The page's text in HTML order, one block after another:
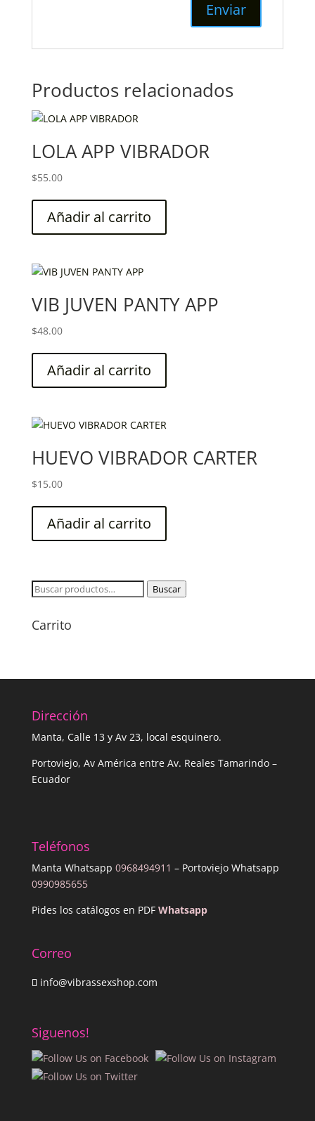
Productos relacionados
LOLA APP VIBRADOR
$55.00
Añadir al carrito
VIB JUVEN PANTY APP
$48.00
Añadir al carrito
HUEVO VIBRADOR CARTER
$15.00
Añadir al carrito
Buscar
Buscar
Carrito
Dirección
Manta, Calle 13 y Av 23, local esquinero.
Portoviejo, Av América entre Av. Reales Tamarindo –
Ecuador
Teléfonos
Manta Whatsapp 0968494911 – Portoviejo Whatsapp
0990985655
Pides los catálogos en PDF Whatsapp
Correo
info@vibrassexshop.com
Siguenos!